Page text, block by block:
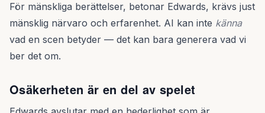
För mänskliga berättelser, betonar Edwards, krävs just
mänsklig närvaro och erfarenhet. AI kan inte känna
vad en scen betyder — det kan bara generera vad vi
ber det om.
Osäkerheten är en del av spelet